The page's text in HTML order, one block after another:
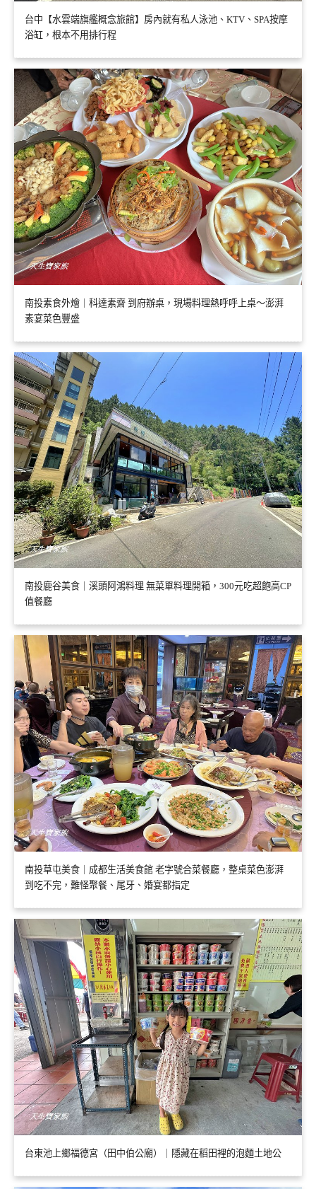
台中【水雲端旗艦概念旅館】房內就有私人泳池、KTV、SPA按摩
浴缸，根本不用排行程
南投素食外燴｜科達素齋 到府辦桌，現場料理熱呼呼上桌～澎湃
素宴菜色豐盛
南投鹿谷美食｜溪頭阿鴻料理 無菜單料理開箱，300元吃超飽高CP
值餐廳
南投草屯美食｜成都生活美食館 老字號合菜餐廳，整桌菜色澎湃
到吃不完，難怪聚餐、尾牙、婚宴都指定
台東池上鄉福德宮（田中伯公廟）｜隱藏在稻田裡的泡麵土地公